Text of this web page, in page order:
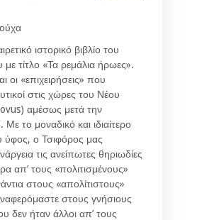
ιστορικό βιβλίο του
με τίτλο «Τα ρεμάλια ήρωες».
οι «επιχειρήσεις» που
στις χώρες του Νέου
αμέσως μετά την
το μοναδικό και ιδιαίτερο
ύφος, ο Τσιφόρος μας
τις ανείπωτες θηριωδίες
απ’ τους «πολιτισμένους»
στους «απολίτιστους»
στους γνήσιους
δεν ήταν άλλοι απ’ τους